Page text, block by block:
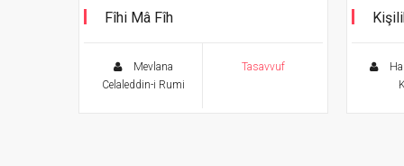
Fîhi Mâ Fîh
Mevlana
Celaleddin-i Rumi
Tasavvuf